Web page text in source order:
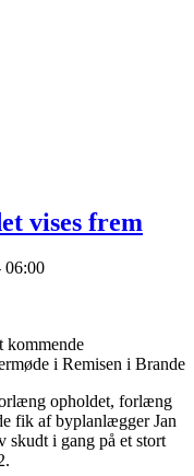
vises frem
06:00
kommende
i Remisen i Brande
opholdet, forlæng
fik af byplanlægger Jan
skudt i gang på et stort